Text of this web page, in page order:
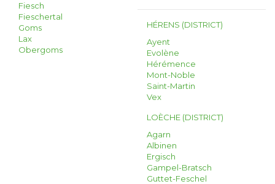
Fiesch
Fieschertal
Goms
Lax
Obergoms
HÉRENS (DISTRICT)
Ayent
Evolène
Hérémence
Mont-Noble
Saint-Martin
Vex
LOÈCHE (DISTRICT)
Agarn
Albinen
Ergisch
Gampel-Bratsch
Guttet-Feschel